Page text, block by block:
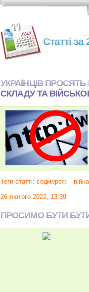
Статті
УКРАЇНЦІВ
СКЛАДУ ТА
Теги статті: соцмережі війна
26 лютого 2022, 13:39
ПРОСИМО БУТИ